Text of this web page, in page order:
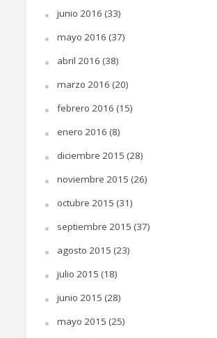
junio 2016 (33)
mayo 2016 (37)
abril 2016 (38)
marzo 2016 (20)
febrero 2016 (15)
enero 2016 (8)
diciembre 2015 (28)
noviembre 2015 (26)
octubre 2015 (31)
septiembre 2015 (37)
agosto 2015 (23)
julio 2015 (18)
junio 2015 (28)
mayo 2015 (25)